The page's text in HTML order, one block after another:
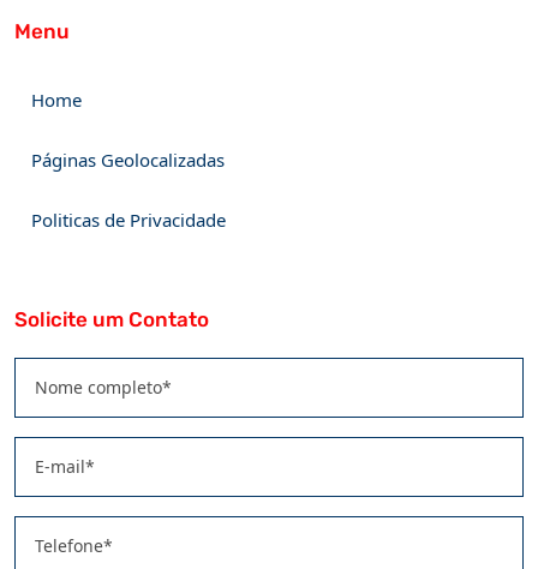
Menu
Home
Páginas Geolocalizadas
Politicas de Privacidade
Solicite um Contato